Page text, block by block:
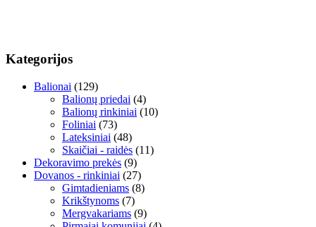
Kategorijos
Balionai (129)
Balionų priedai (4)
Balionų rinkiniai (10)
Foliniai (73)
Lateksiniai (48)
Skaičiai - raidės (11)
Dekoravimo prekės (9)
Dovanos - rinkiniai (27)
Gimtadieniams (8)
Krikštynoms (7)
Mergvakariams (9)